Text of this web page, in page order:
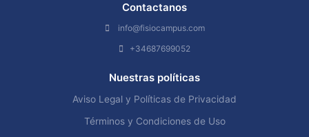
Contactanos
info@fisiocampus.com
+34687699052
Nuestras políticas
Aviso Legal y Políticas de Privacidad
Términos y Condiciones de Uso